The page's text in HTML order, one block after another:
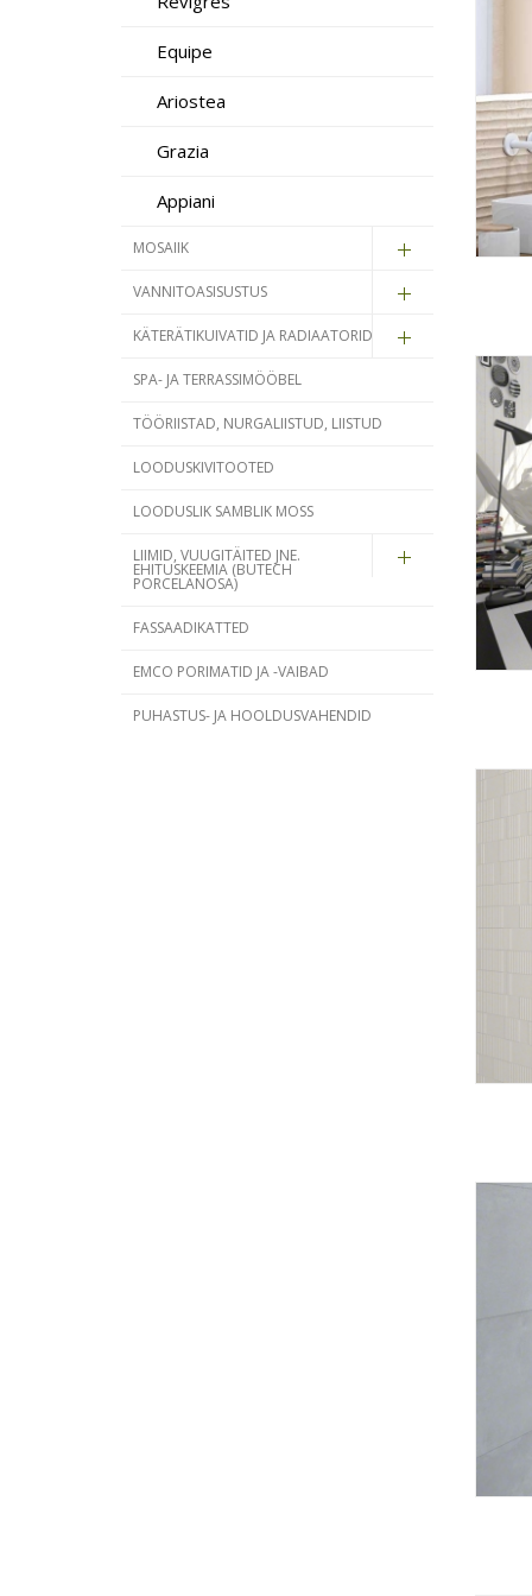
Equipe
Ariostea
Grazia
Appiani
MOSAIIK
VANNITOASISUSTUS
KÄTERÄTIKUIVATID JA RADIAATORID
SPA- JA TERRASSIMÖÖBEL
TÖÖRIISTAD, NURGALIISTUD, LIISTUD
LOODUSKIVITOOTED
LOODUSLIK SAMBLIK MOSS
LIIMID, VUUGITÄITED JNE.
EHITUSKEEMIA (BUTECH
PORCELANOSA)
FASSAADIKATTED
EMCO PORIMATID JA -VAIBAD
PUHASTUS- JA HOOLDUSVAHENDID